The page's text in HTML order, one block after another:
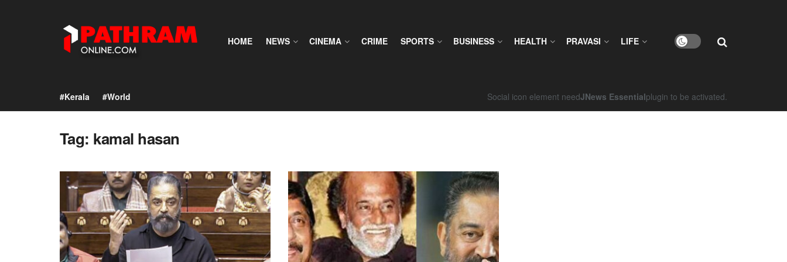
HOME NEWS CINEMA CRIME SPORTS BUSINESS HEALTH PRAVASI LIFE
#Kerala #World Social icon element needJNews Essentialplugin to be activated.
Tag: kamal hasan